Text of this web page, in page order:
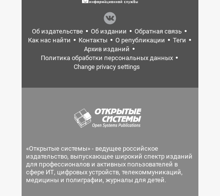
Об издательстве Об издании
Обратная связь
Как нас найти
Контакты О републикации
Теги
Архив изданий
Политика обработки персональных данных
Change privacy settings
«Открытые системы» - ведущее российское
издательство, выпускающее широкий спектр изданий
для профессионалов и активных пользователей в
сфере ИТ, цифровых устройств, телекоммуникаций,
медицины и полиграфии, журналы для детей.